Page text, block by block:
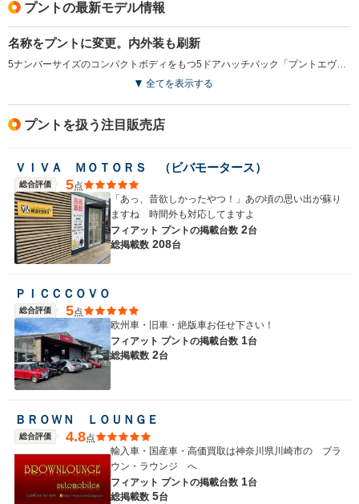
プントの最新モデル情報
名称をプントに変更。内外装も刷新
5ナンバーサイズのコンパクトボディをもつ5ドアハッチバック「プントエヴォ」の名称変更モデル。エクステリアはボディ同色バンパーなどによりスポーティで洗練されたスタイル。内装は洗練されたカスティーリョ製のバケットタイプのスポーツシートやレザーステアリング、レザーシフトノブなど上質な装備を採用している。パワートレインは、従来モデルと同様のアイドリングストップ機構付1.4L直4エンジンとATモード付5速シーケンシャルトランスミッション「デュアロジック」を組み合わせる。また、従来までは所定の契約料が必要だったメンテナンスプログラム「フィアットイージー ケア」が標準装備となっている（2012.8）
全てを表示する
プントを扱う注目販売店
ＶＩＶＡ ＭＯＴＯＲＳ （ビバモータース）
総合評価 5点
「あっ、昔欲しかったやつ！」あの頃の思い出が蘇り
ますね 時間外も対応してますよ
フィアット プントの掲載台数 2台
総掲載数 208台
ＰＩＣＣＣＯＶＯ
総合評価 5点
欧州車・旧車・絶版車お任せ下さい！
フィアット プントの掲載台数 1台
総掲載数 2台
ＢＲＯＷＮ ＬＯＵＮＧＥ
総合評価 4.8点
輸入車・国産車・高価買取は神奈川県川崎市の ブラ
ウン・ラウンジ へ
フィアット プントの掲載台数 1台
総掲載数 5台